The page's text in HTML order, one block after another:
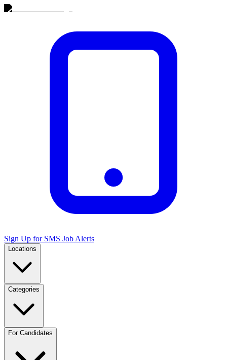
Sign Up for SMS Job Alerts
Locations
Categories
For Candidates